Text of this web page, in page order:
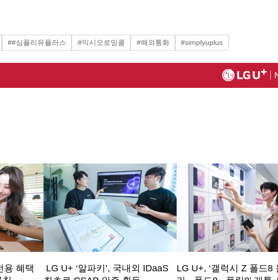
##심플리유플러스 #익시오로밍콜 #해외통화 #simplyuplus
용 혜택
LG U+ ‘알파키’, 국내외 IDaaS
LG U+, ‘갤럭시 Z 폴드8